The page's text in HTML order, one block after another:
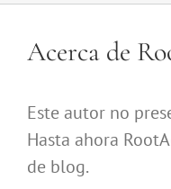
Servicios
Quiénes somos
Acerca de
Este autor no
Hasta ahora
de blog.